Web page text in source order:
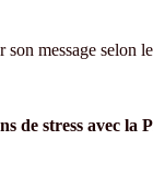
message selon
de stress avec la